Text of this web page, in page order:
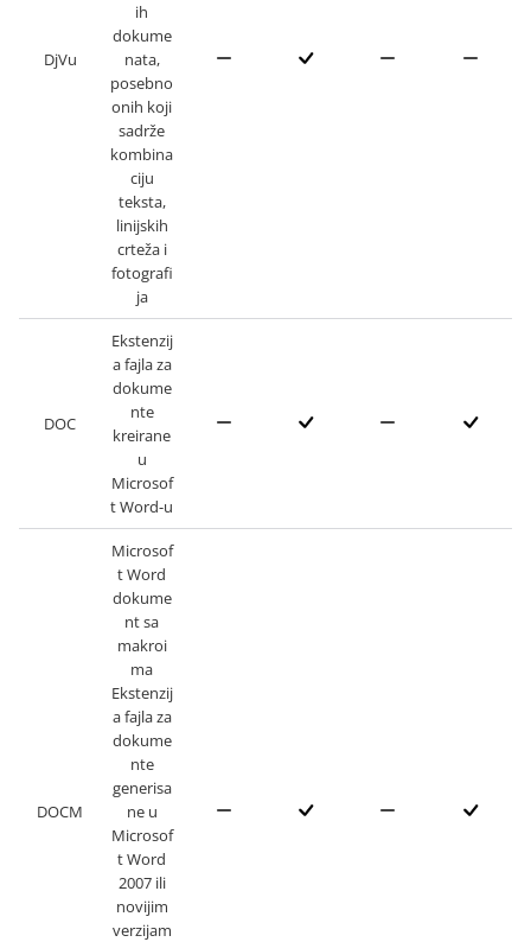
DjVu
ih
dokume
nata,
posebno
onih koji
sadrže
kombina
ciju
teksta,
linijskih
crteža i
fotografi
ja
DOC
Ekstenzij
a fajla za
dokume
nte
kreirane
u
Microsof
t Word-u
DOCM
Microsof
t Word
dokume
nt sa
makroi
ma
Ekstenzij
a fajla za
dokume
nte
generisa
ne u
Microsof
t Word
2007 ili
novijim
verzijam